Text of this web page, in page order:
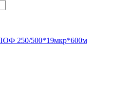
250/500*19мкр*600м